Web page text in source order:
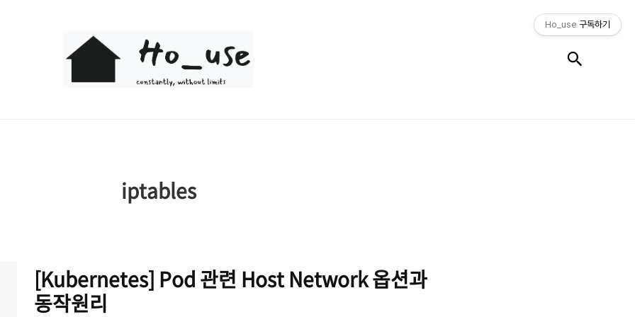
Ho_use
iptables
[Kubernetes] Pod 관련 Host Network 옵션과
동작원리
Ho_use 구독하기